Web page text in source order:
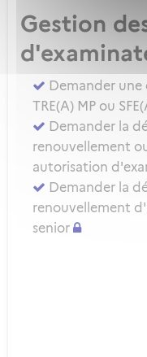
Gestion
Demander
TRE(A) MP ou
Demander la
renouvellement
autorisation
Demander la
renouvellement
senior